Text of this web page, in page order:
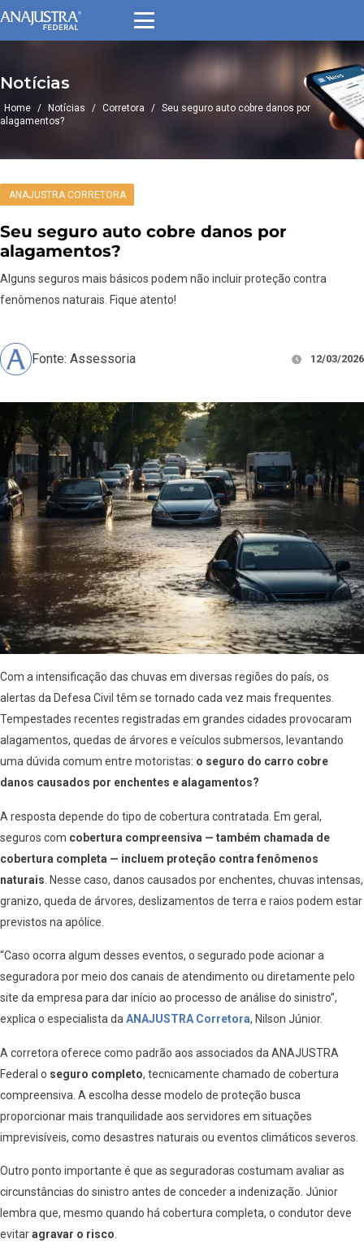
Notícias
Home / Notícias / Corretora / Seu seguro auto cobre danos por
alagamentos?
ANAJUSTRA CORRETORA
Seu seguro auto cobre danos por
alagamentos?
Alguns seguros mais básicos podem não incluir proteção contra
fenômenos naturais. Fique atento!
Fonte: Assessoria 12/03/2026
Com a intensificação das chuvas em diversas regiões do país, os
alertas da Defesa Civil têm se tornado cada vez mais frequentes.
Tempestades recentes registradas em grandes cidades provocaram
alagamentos, quedas de árvores e veículos submersos, levantando
uma dúvida comum entre motoristas: o seguro do carro cobre
danos causados por enchentes e alagamentos?
A resposta depende do tipo de cobertura contratada. Em geral,
seguros com cobertura compreensiva — também chamada de
cobertura completa — incluem proteção contra fenômenos
naturais . Nesse caso, danos causados por enchentes, chuvas intensas,
granizo, queda de árvores, deslizamentos de terra e raios podem estar
previstos na apólice.
“Caso ocorra algum desses eventos, o segurado pode acionar a
seguradora por meio dos canais de atendimento ou diretamente pelo
site da empresa para dar início ao processo de análise do sinistro”,
explica o especialista daANAJUSTRA Corretora, Nilson Júnior.
A corretora oferece como padrão aos associados da ANAJUSTRA
Federal o seguro completo, tecnicamente chamado de cobertura
compreensiva. A escolha desse modelo de proteção busca
proporcionar mais tranquilidade aos servidores em situações
imprevisíveis, como desastres naturais ou eventos climáticos severos.
Outro ponto importante é que as seguradoras costumam avaliar as
circunstâncias do sinistro antes de conceder a indenização. Júnior
lembra que, mesmo quando há cobertura completa, o condutor deve
evitaragravar o risco.